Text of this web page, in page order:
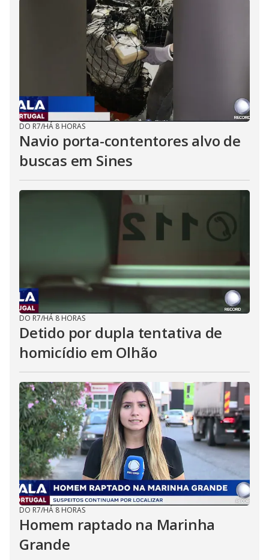
DO R7/HÁ 8 HORAS
Navio porta-contentores alvo de
buscas em Sines
DO R7/HÁ 8 HORAS
Detido por dupla tentativa de
homicídio em Olhão
DO R7/HÁ 8 HORAS
Homem raptado na Marinha
Grande